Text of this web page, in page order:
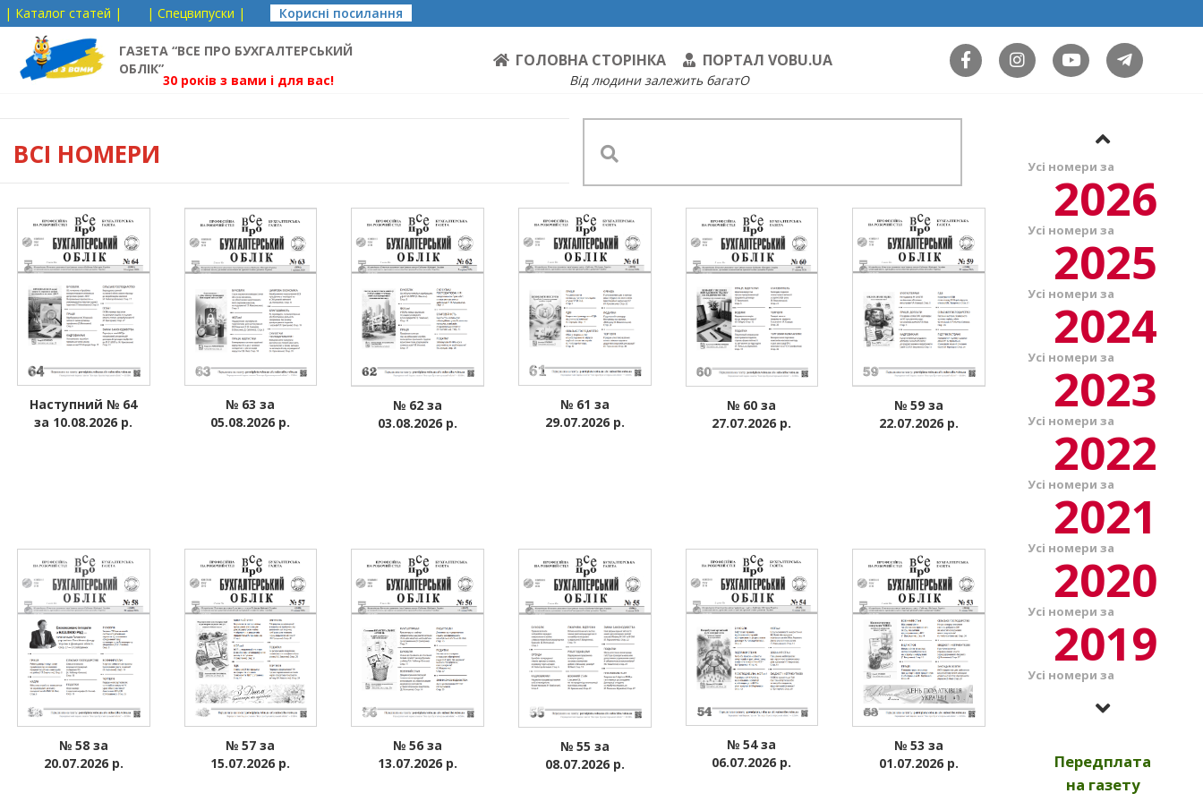
| Каталог статей | | Спецвипуски | Корисні посилання
ГАЗЕТА “ВСЕ ПРО БУХГАЛТЕРСЬКИЙ
ОБЛІК”
ГОЛОВНА СТОРІНКА ПОРТАЛ VOBU.UA
30 років з вами і для вас! Від людини залежить багатО
ВСІ НОМЕРИ
Наступний № 64
за 10.08.2026 р.
№ 63 за
05.08.2026 р.
№ 62 за
03.08.2026 р.
№ 61 за
29.07.2026 р.
№ 60 за
27.07.2026 р.
№ 59 за
22.07.2026 р.
№ 58 за
20.07.2026 р.
№ 57 за
15.07.2026 р.
№ 56 за
13.07.2026 р.
№ 55 за
08.07.2026 р.
№ 54 за
06.07.2026 р.
№ 53 за
01.07.2026 р.
Усі номери за
2026
Усі номери за
2025
Усі номери за
2024
Усі номери за
2023
Усі номери за
2022
Усі номери за
2021
Усі номери за
2020
Усі номери за
2019
Усі номери за
2018
2017
Передплата
на газету